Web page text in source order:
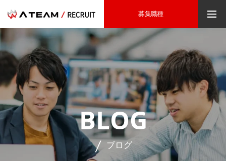
募集職種
BLOG
ブログ